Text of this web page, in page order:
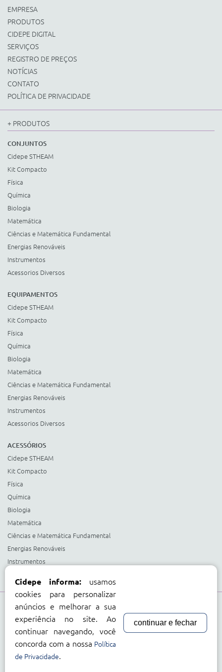
EMPRESA
PRODUTOS
CIDEPE DIGITAL
SERVIÇOS
REGISTRO DE PREÇOS
NOTÍCIAS
CONTATO
POLÍTICA DE PRIVACIDADE
+ PRODUTOS
CONJUNTOS
Cidepe STHEAM
Kit Compacto
Física
Química
Biologia
Matemática
Ciências e Matemática Fundamental
Energias Renováveis
Instrumentos
Acessorios Diversos
EQUIPAMENTOS
Cidepe STHEAM
Kit Compacto
Física
Química
Biologia
Matemática
Ciências e Matemática Fundamental
Energias Renováveis
Instrumentos
Acessorios Diversos
ACESSÓRIOS
Cidepe STHEAM
Kit Compacto
Física
Química
Biologia
Matemática
Ciências e Matemática Fundamental
Energias Renováveis
Instrumentos
Compre com:
Cidepe informa: usamos
cookies para personalizar
anúncios e melhorar a sua
experiência no site. Ao
continuar navegando, você
concorda com a nossa Política
de Privacidade.
continuar e fechar